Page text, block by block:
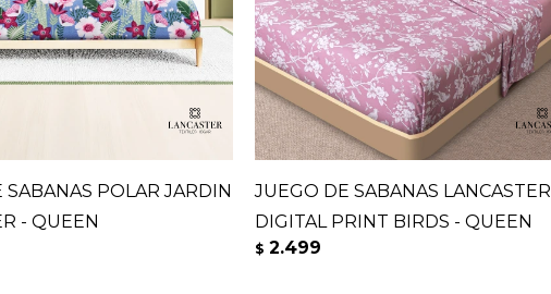
SABANAS POLAR JARDIN
- QUEEN
JUEGO DE SABANAS LANCASTER
DIGITAL PRINT BIRDS - QUEEN
$ 2.499